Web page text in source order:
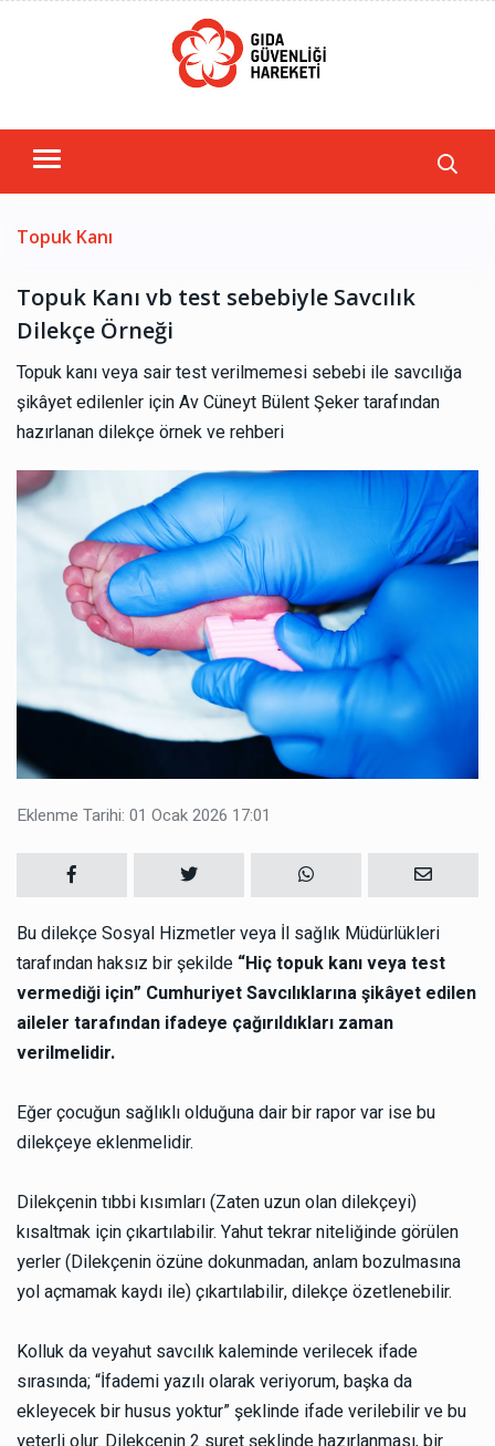
Topuk Kanı
Topuk Kanı vb test sebebiyle Savcılık
Dilekçe Örneği
Topuk kanı veya sair test verilmemesi sebebi ile savcılığa
şikâyet edilenler için Av Cüneyt Bülent Şeker tarafından
hazırlanan dilekçe örnek ve rehberi
Eklenme Tarihi: 01 Ocak 2026 17:01
Bu dilekçe Sosyal Hizmetler veya İl sağlık Müdürlükleri
tarafından haksız bir şekilde “Hiç topuk kanı veya test
vermediği için” Cumhuriyet Savcılıklarına şikâyet edilen
aileler tarafından ifadeye çağırıldıkları zaman
verilmelidir.
Eğer çocuğun sağlıklı olduğuna dair bir rapor var ise bu
dilekçeye eklenmelidir.
Dilekçenin tıbbi kısımları (Zaten uzun olan dilekçeyi)
kısaltmak için çıkartılabilir. Yahut tekrar niteliğinde görülen
yerler (Dilekçenin özüne dokunmadan, anlam bozulmasına
yol açmamak kaydı ile) çıkartılabilir, dilekçe özetlenebilir.
Kolluk da veyahut savcılık kaleminde verilecek ifade
sırasında; “İfademi yazılı olarak veriyorum, başka da
ekleyecek bir husus yoktur” şeklinde ifade verilebilir ve bu